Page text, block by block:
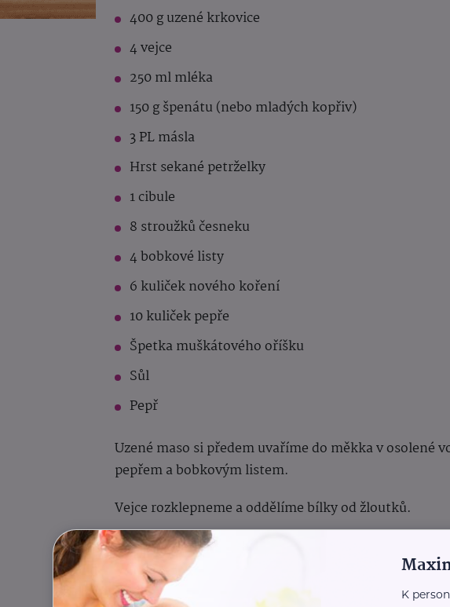
400 g uzené krkovice
4 vejce
250 ml mléka
150 g špenátu (nebo mladých kopřiv)
3 PL másla
Hrst sekané petrželky
1 cibule
8 stroužků česneku
4 bobkové listy
6 kuliček nového koření
10 kuliček pepře
Špetka muškátového oříšku
Sůl
Pepř
Uzené maso si předem uvaříme do měkka v osolené
pepřem a bobkovým listem.
Vejce rozklepneme a oddělíme bílky od žloutků.
Bílky osolíme a vyšleháme z nich tuhý sníh, žloutky
Na větší pánvi si rozpustíme máslo a dáme na něj
K